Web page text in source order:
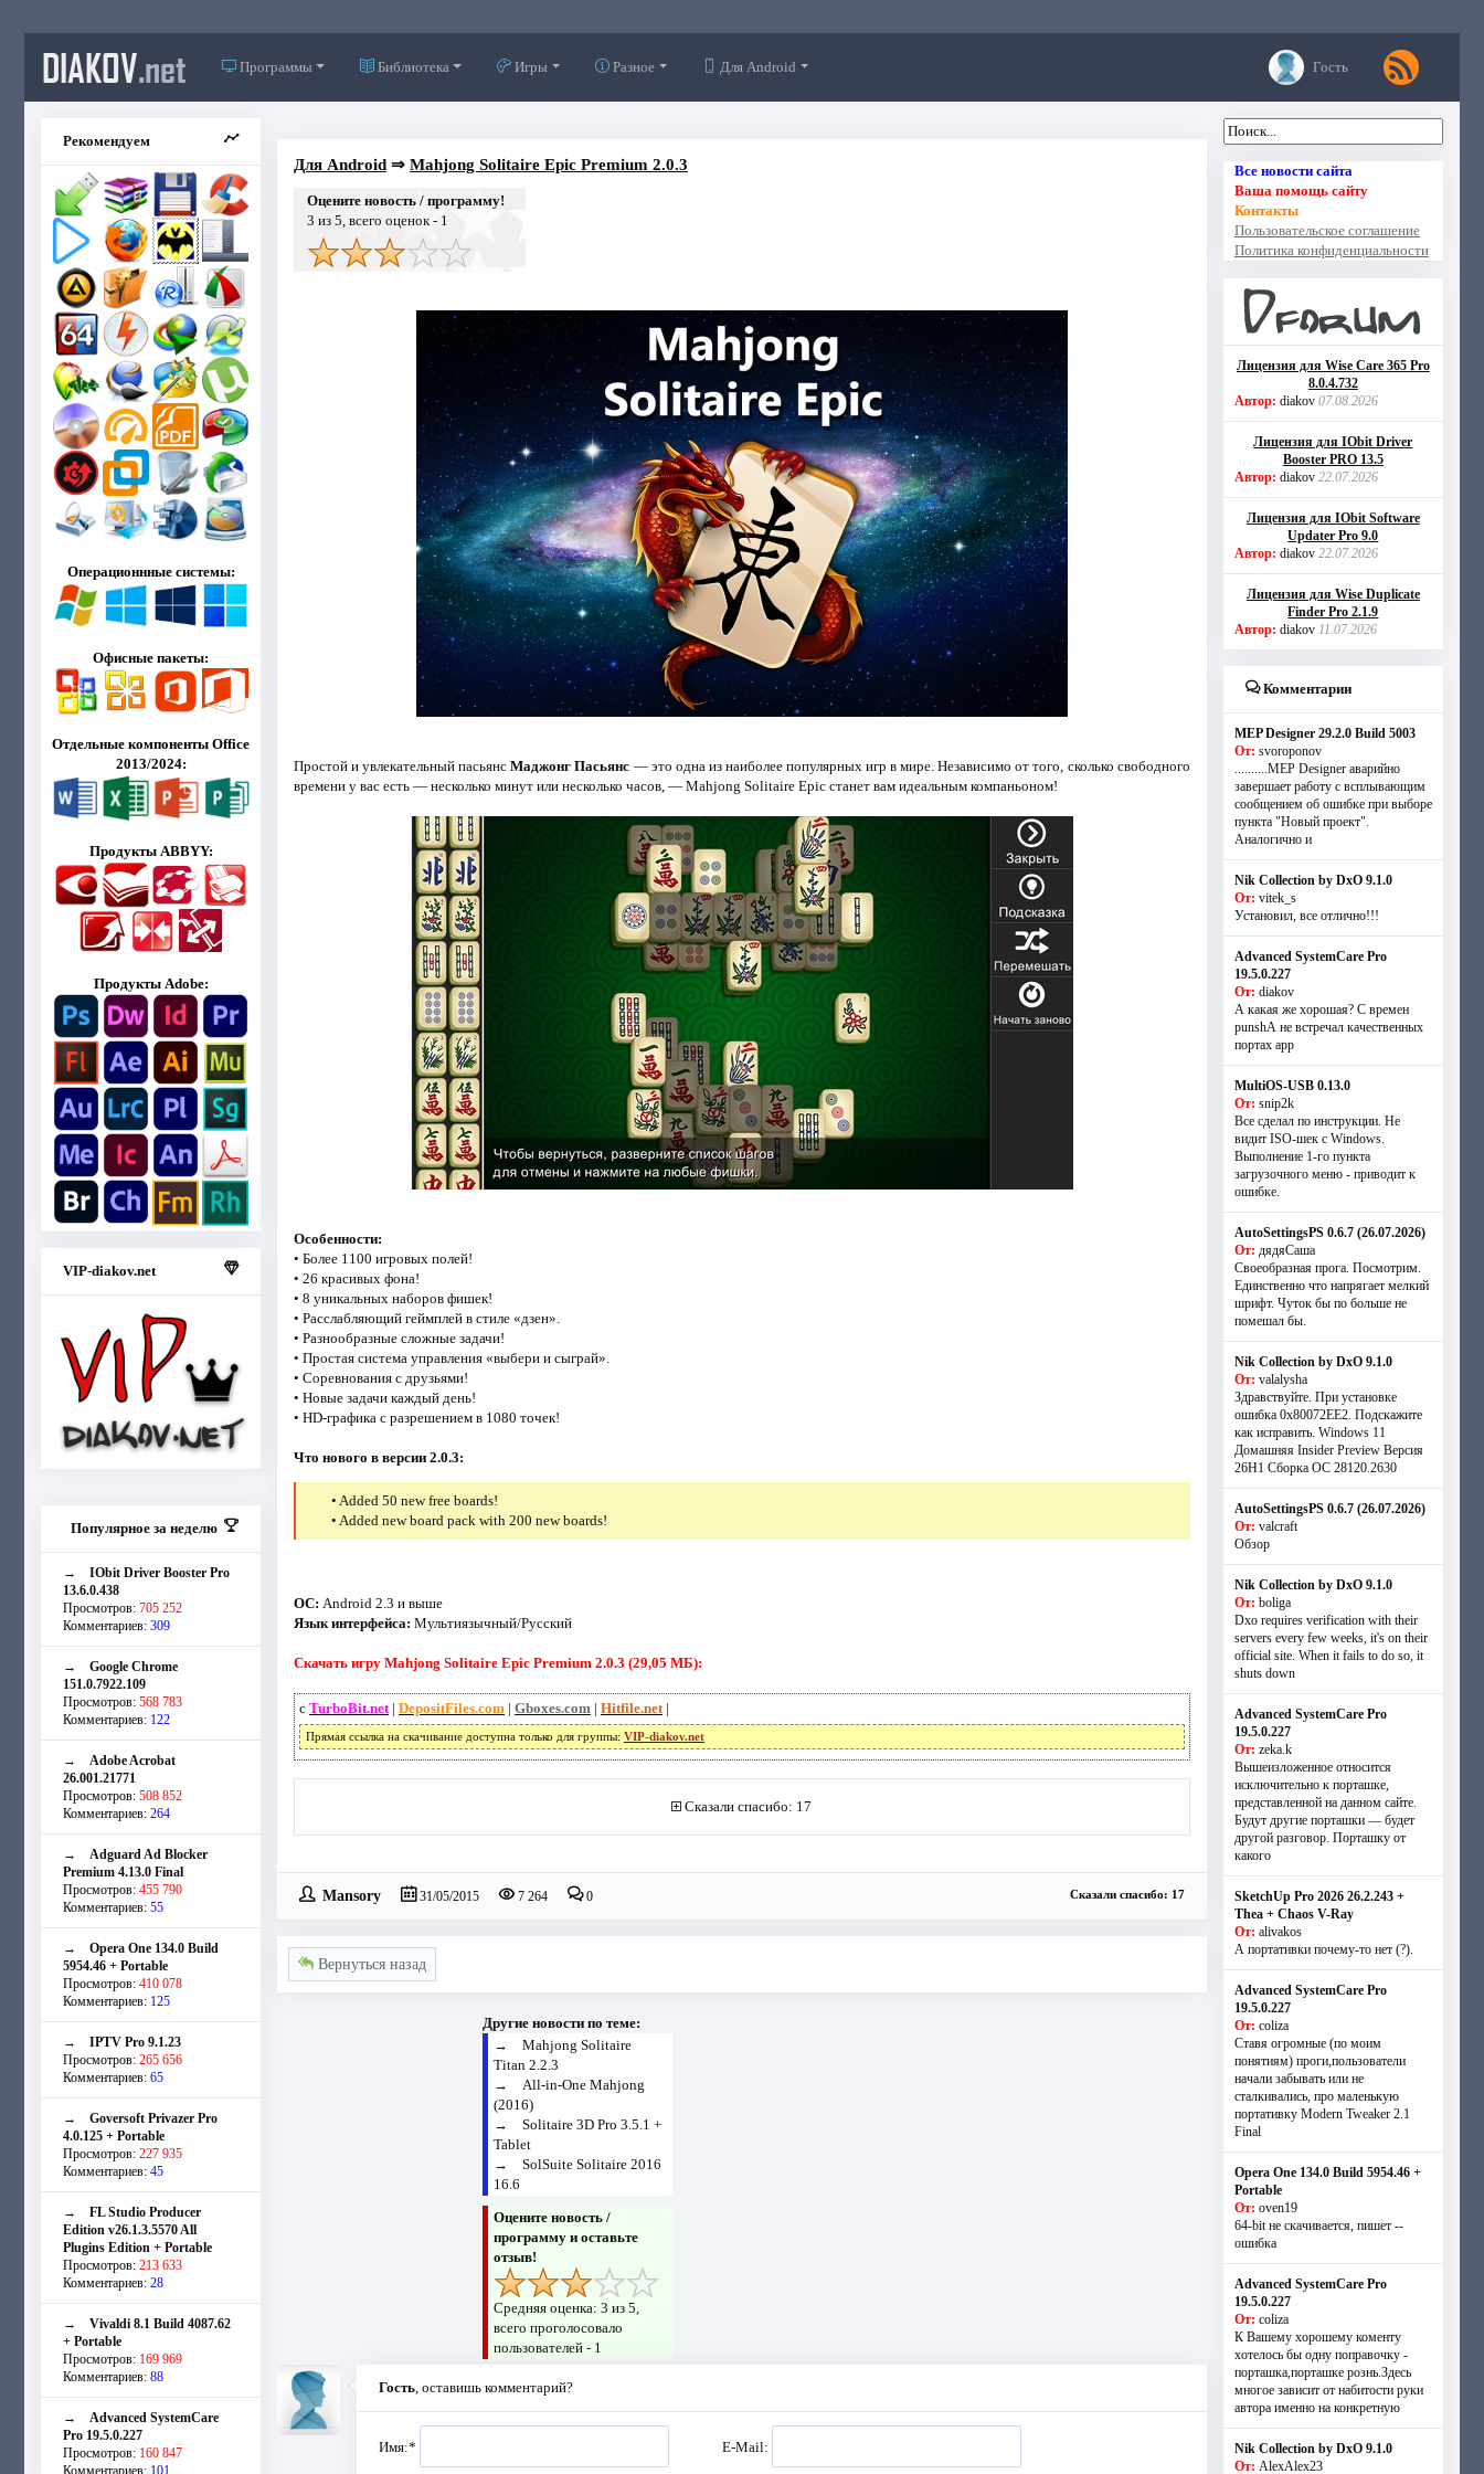
DIAKOV.net Программы Библиотека Игры Разное Для Android Гость
Рекомендуем
Операционнные системы:
Офисные пакеты:
Отдельные компоненты Office
2013/2024:
Продукты ABBYY:
Продукты Adobe:
VIP-diakov.net
Популярное за неделю
→ IObit Driver Booster Pro
13.6.0.438
Просмотров: 705 252
Комментариев: 309
→ Google Chrome
151.0.7922.109
Просмотров: 568 783
Комментариев: 122
→ Adobe Acrobat
26.001.21771
Просмотров: 508 852
Комментариев: 264
→ Adguard Ad Blocker
Premium 4.13.0 Final
Просмотров: 455 790
Комментариев: 55
→ Opera One 134.0 Build
5954.46 + Portable
Просмотров: 410 078
Комментариев: 125
→ IPTV Pro 9.1.23
Просмотров: 265 656
Комментариев: 65
→ Goversoft Privazer Pro
4.0.125 + Portable
Просмотров: 227 935
Комментариев: 45
→ FL Studio Producer
Edition v26.1.3.5570 All
Plugins Edition + Portable
Просмотров: 213 633
Комментариев: 28
→ Vivaldi 8.1 Build 4087.62
+ Portable
Просмотров: 169 969
Комментариев: 88
→ Advanced SystemCare
Pro 19.5.0.227
Просмотров: 160 847
Комментариев: 101
Для Android⇒ Mahjong Solitaire Epic Premium 2.0.3
Оцените новость / программу!
3 из 5, всего оценок - 1
Простой и увлекательный пасьянсМаджонг Пасьянс — это одна из наиболее популярных игр в мире. Независимо от того, сколько свободного
времени у вас есть — несколько минут или несколько часов, — Mahjong Solitaire Epic станет вам идеальным компаньоном!
Особенности:
• Более 1100 игровых полей!
• 26 красивых фона!
• 8 уникальных наборов фишек!
• Расслабляющий геймплей в стиле «дзен».
• Разнообразные сложные задачи!
• Простая система управления «выбери и сыграй».
• Соревнования с друзьями!
• Новые задачи каждый день!
• HD-графика с разрешением в 1080 точек!
Что нового в версии 2.0.3:
• Added 50 new free boards!
• Added new board pack with 200 new boards!
ОС: Android 2.3 и выше
Язык интерфейса: Mультиязычный/Русский
Скачать игру Mahjong Solitaire Epic Premium 2.0.3 (29,05 МБ):
с TurboBit.net| DepositFiles.com| Gboxes.com| Hitfile.net|
Прямая ссылка на скачивание доступна только для группы: VIP-diakov.net
Сказали спасибо: 17
Mansory 31/05/2015 7 264 0 Сказали спасибо: 17
Вернуться назад
Другие новости по теме:
→ Mahjong Solitaire
Titan 2.2.3
→ All-in-One Mahjong
(2016)
→ Solitaire 3D Pro 3.5.1 +
Tablet
→ SolSuite Solitaire 2016
16.6
Оцените новость /
программу и оставьте
отзыв!
Средняя оценка: 3 из 5,
всего проголосовало
пользователей - 1
Гость, оставишь комментарий?
Имя:* E-Mail:
Все новости сайта
Ваша помощь сайту
Контакты
Пользовательское соглашение
Политика конфиденциальности
Лицензия для Wise Care 365 Pro
8.0.4.732
Автор: diakov 07.08.2026
Лицензия для IObit Driver
Booster PRO 13.5
Автор: diakov 22.07.2026
Лицензия для IObit Software
Updater Pro 9.0
Автор: diakov 22.07.2026
Лицензия для Wise Duplicate
Finder Pro 2.1.9
Автор: diakov 11.07.2026
Комментарии
MEP Designer 29.2.0 Build 5003
От: svoroponov
..........MEP Designer аварийно
завершает работу с всплывающим
сообщением об ошибке при выборе
пункта "Новый проект".
Аналогично и
Nik Collection by DxO 9.1.0
От: vitek_s
Установил, все отлично!!!
Advanced SystemCare Pro
19.5.0.227
От: diakov
А какая же хорошая? С времен
punshА не встречал качественных
портах app
MultiOS-USB 0.13.0
От: snip2k
Все сделал по инструкции. Не
видит ISO-шек с Windows.
Выполнение 1-го пункта
загрузочного меню - приводит к
ошибке.
AutoSettingsPS 0.6.7 (26.07.2026)
От: дядяСаша
Своеобразная прога. Посмотрим.
Единственно что напрягает мелкий
шрифт. Чуток бы по больше не
помешал бы.
Nik Collection by DxO 9.1.0
От: valalysha
Здравствуйте. При установке
ошибка 0х80072EE2. Подскажите
как исправить. Windows 11
Домашняя Insider Preview Версия
26H1 Сборка ОС 28120.2630
AutoSettingsPS 0.6.7 (26.07.2026)
От: valcraft
Обзор
Nik Collection by DxO 9.1.0
От: boliga
Dxo requires verification with their
servers every few weeks, it's on their
official site. When it fails to do so, it
shuts down
Advanced SystemCare Pro
19.5.0.227
От: zeka.k
Вышеизложенное относится
исключительно к порташке,
представленной на данном сайте.
Будут другие порташки — будет
другой разговор. Порташку от
какого
SketchUp Pro 2026 26.2.243 +
Thea + Chaos V-Ray
От: alivakos
А портативки почему-то нет (?).
Advanced SystemCare Pro
19.5.0.227
От: coliza
Ставя огромные (по моим
понятиям) проги,пользователи
начали забывать или не
сталкивались, про маленькую
портативку Modern Tweaker 2.1
Final
Opera One 134.0 Build 5954.46 +
Portable
От: oven19
64-bit не скачивается, пишет --
ошибка
Advanced SystemCare Pro
19.5.0.227
От: coliza
К Вашему хорошему коменту
хотелось бы одну поправочку -
порташка,порташке рознь.Здесь
многое зависит от набитости руки
автора именно на конкретную
Nik Collection by DxO 9.1.0
От: AlexAlex23